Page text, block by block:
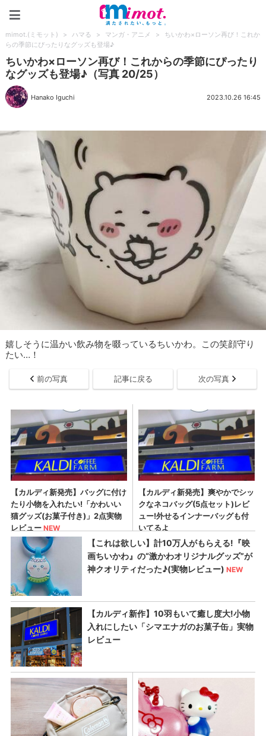
mimot.(ミモット) > ハマる > マンガ・アニメ >
ちいかわ×ローソン再び！これか
らの季節にぴったりなグッズも登場♪
ちいかわ×ローソン再び！これからの季節にぴったり
なグッズも登場♪（写真 20/25）
Hanako Iguchi 2023.10.26 16:45
嬉しそうに温かい飲み物を啜っているちいかわ。この笑顔守り
たい…！
前の写真 記事に戻る 次の写真